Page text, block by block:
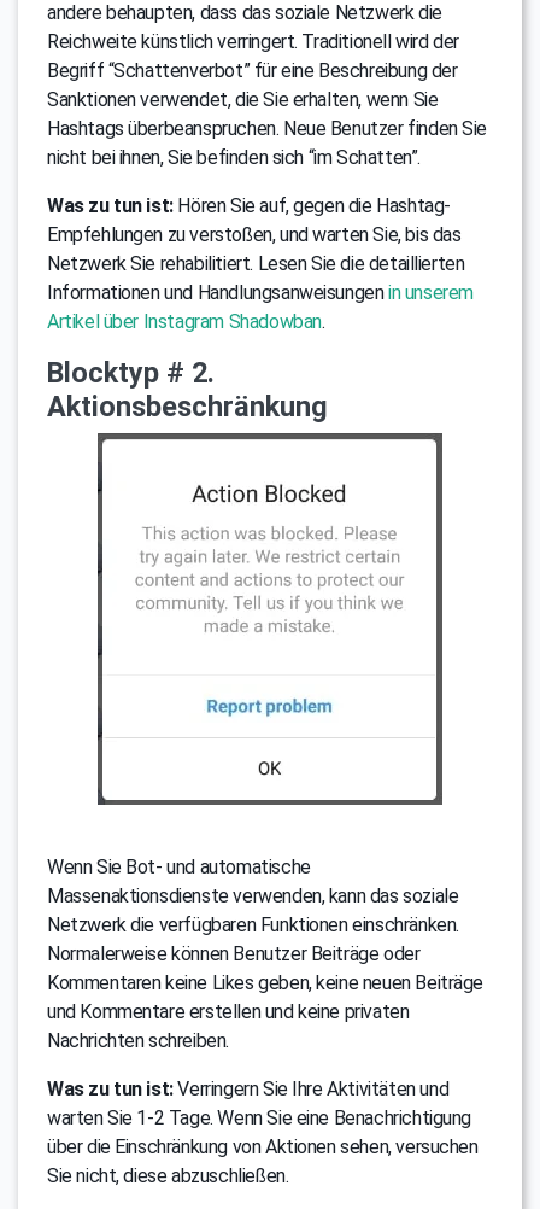
andere behaupten, dass das soziale Netzwerk die
Reichweite künstlich verringert. Traditionell wird der
Begriff “Schattenverbot” für eine Beschreibung der
Sanktionen verwendet, die Sie erhalten, wenn Sie
Hashtags überbeanspruchen. Neue Benutzer finden Sie
nicht bei ihnen, Sie befinden sich “im Schatten”.
Was zu tun ist:Hören Sie auf, gegen die Hashtag-
Empfehlungen zu verstoßen, und warten Sie, bis das
Netzwerk Sie rehabilitiert. Lesen Sie die detaillierten
Informationen und Handlungsanweisungenin unserem
Artikel über Instagram Shadowban.
Blocktyp # 2.
Aktionsbeschränkung
Wenn Sie Bot- und automatische
Massenaktionsdienste verwenden, kann das soziale
Netzwerk die verfügbaren Funktionen einschränken.
Normalerweise können Benutzer Beiträge oder
Kommentaren keine Likes geben, keine neuen Beiträge
und Kommentare erstellen und keine privaten
Nachrichten schreiben.
Was zu tun ist:Verringern Sie Ihre Aktivitäten und
warten Sie 1-2 Tage. Wenn Sie eine Benachrichtigung
über die Einschränkung von Aktionen sehen, versuchen
Sie nicht, diese abzuschließen.